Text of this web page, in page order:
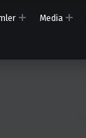
Media